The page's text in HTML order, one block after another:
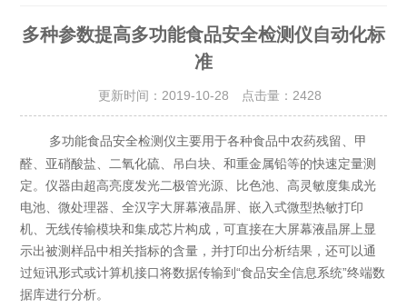
多种参数提高多功能食品安全检测仪自动化标
准
更新时间：2019-10-28 点击量： 2428
多功能食品安全检测仪主要用于各种食品中农药残留、甲
醛、亚硝酸盐、二氧化硫、吊白块、和重金属铅等的快速定量测
定。仪器由超高亮度发光二极管光源、比色池、高灵敏度集成光
电池、微处理器、全汉字大屏幕液晶屏、嵌入式微型热敏打印
机、无线传输模块和集成芯片构成，可直接在大屏幕液晶屏上显
示出被测样品中相关指标的含量，并打印出分析结果，还可以通
过短讯形式或计算机接口将数据传输到“食品安全信息系统”终端数
据库进行分析。